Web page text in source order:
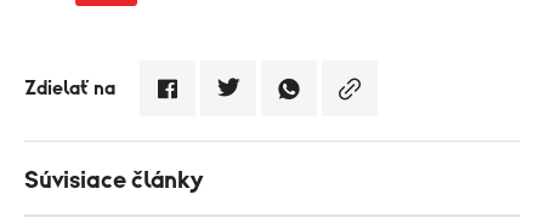
Zdielať na
Súvisiace články